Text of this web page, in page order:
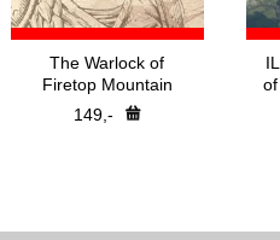
The Warlock of
Firetop Mountain
149,-